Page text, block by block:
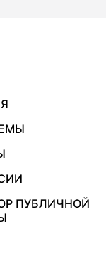
ПУБЛИЧНОЙ